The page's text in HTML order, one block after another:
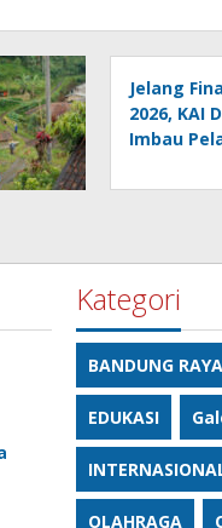
Jelang
2026, KAI
Imbau
Kategori
BANDUNG RAYA
EDUKASI
OLAHRAGA